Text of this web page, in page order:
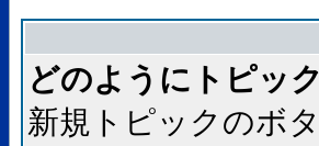
どのようにトピッ
新規トピックのボ